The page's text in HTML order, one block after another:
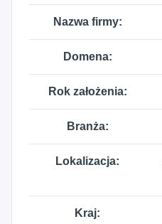
Nazwa firmy:
Domena:
Rok założenia:
Branża:
Lokalizacja:
Kraj: